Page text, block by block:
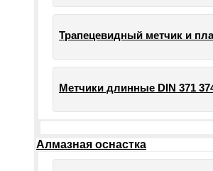
Трапецевидный метчик и
Метчики длинные DIN 371
Алмазная оснастка